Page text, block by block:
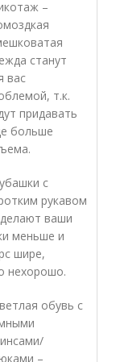
–
станут
вас
т.к.
придавать
больше
с
рукавом
ваши
меньше и
шире,
нехорошо.
обувь с
–